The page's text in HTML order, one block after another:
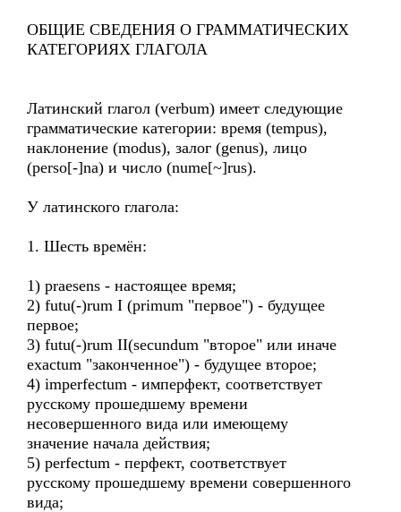
ОБЩИЕ СВЕДЕНИЯ О ГРАММАТИЧЕСКИХ
КАТЕГОРИЯХ ГЛАГОЛА
Латинский глагол (verbum) имеет следующие
грамматические категории: время (tempus),
наклонение (modus), залог (genus), лицо
(perso[-]na) и число (nume[~]rus).
У латинского глагола:
1. Шесть времён:
1) praesens - настоящее время;
2) futu(-)rum I (primum "первое") - будущее
первое;
3) futu(-)rum II(secundum "второе" или иначе
exactum "законченное") - будущее второе;
4) imperfectum - имперфект, соответствует
русскому прошедшему времени
несовершенного вида или имеющему
значение начала действия;
5) perfectum - перфект, соответствует
русскому прошедшему времени совершенного
вида;